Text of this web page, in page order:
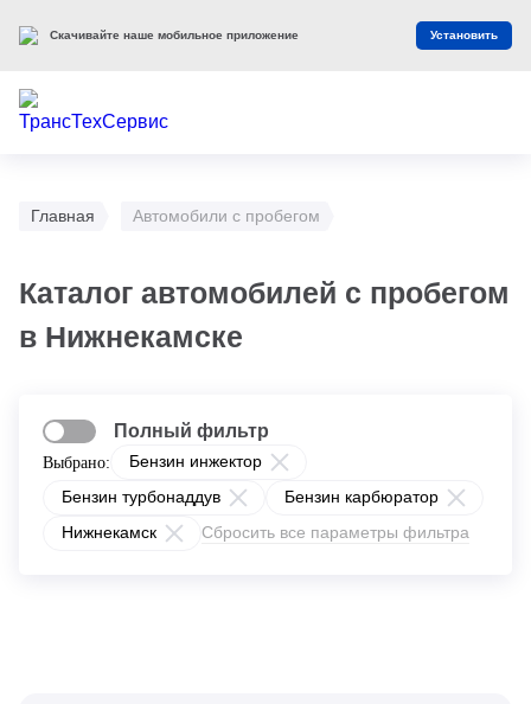
Главная Автомобили с пробегом
Каталог автомобилей с пробегом
в Нижнекамске
Выбрано:
Бензин инжектор
Бензин турбонаддув
Бензин карбюратор
Нижнекамск
Сбросить все параметры фильтра
Полный фильтр
Скачивайте наше мобильное приложение Установить